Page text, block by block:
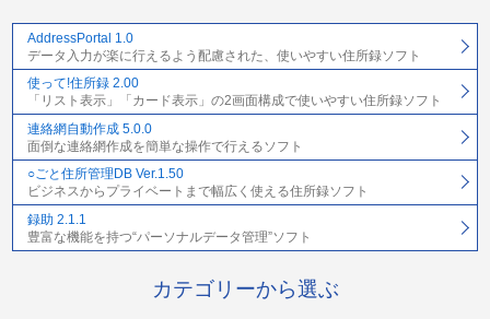
AddressPortal 1.0
データ入力が楽に行えるよう配慮された、使いやすい住所録ソフト
使って!住所録 2.00
「リスト表示」「カード表示」の2画面構成で使いやすい住所録ソフト
連絡網自動作成 5.0.0
面倒な連絡網作成を簡単な操作で行えるソフト
○ごと住所管理DB Ver.1.50
ビジネスからプライベートまで幅広く使える住所録ソフト
録助 2.1.1
豊富な機能を持つ“パーソナルデータ管理”ソフト
カテゴリーから選ぶ